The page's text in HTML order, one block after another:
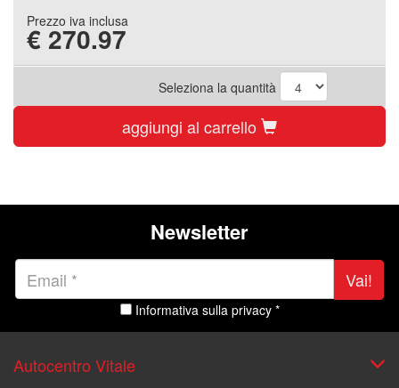
Prezzo iva inclusa
€ 270.97
Seleziona la quantità
aggiungi al carrello
Newsletter
Vai!
Informativa sulla privacy *
Autocentro Vitale